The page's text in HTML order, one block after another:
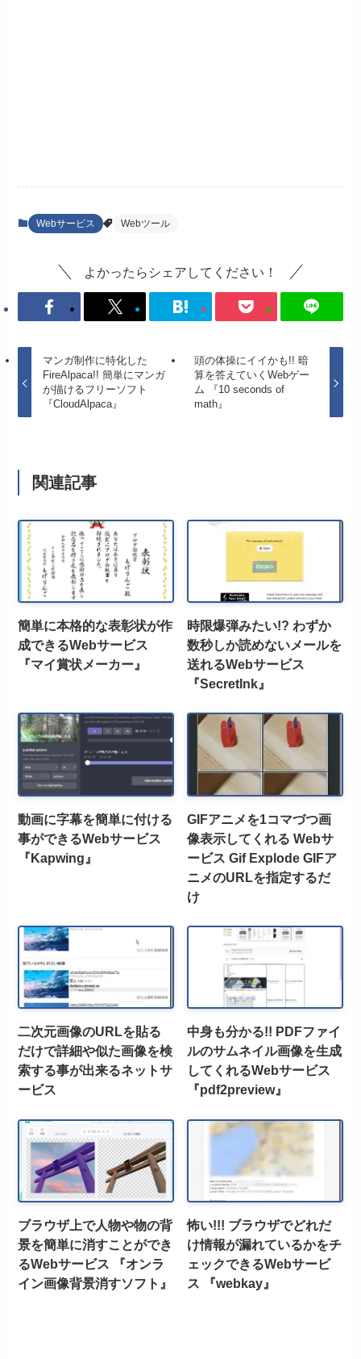
Webサービス Webツール
よかったらシェアしてください！
マンガ制作に特化した
FireAlpaca!! 簡単にマンガ
が描けるフリーソフト
『CloudAlpaca』
頭の体操にイイかも!! 暗
算を答えていくWebゲー
ム 『10 seconds of
math』
関連記事
簡単に本格的な表彰状が作
成できるWebサービス
『マイ賞状メーカー』
時限爆弾みたい!? わずか
数秒しか読めないメールを
送れるWebサービス
『SecretInk』
動画に字幕を簡単に付ける
事ができるWebサービス
『Kapwing』
GIFアニメを1コマづつ画
像表示してくれる Webサ
ービス Gif Explode GIFア
ニメのURLを指定するだ
け
二次元画像のURLを貼る
だけで詳細や似た画像を検
索する事が出来るネットサ
ービス
中身も分かる!! PDFファイ
ルのサムネイル画像を生成
してくれるWebサービス
『pdf2preview』
ブラウザ上で人物や物の背
景を簡単に消すことができ
るWebサービス 『オンラ
イン画像背景消すソフト』
怖い!!! ブラウザでどれだ
け情報が漏れているかをチ
ェックできるWebサービ
ス 『webkay』